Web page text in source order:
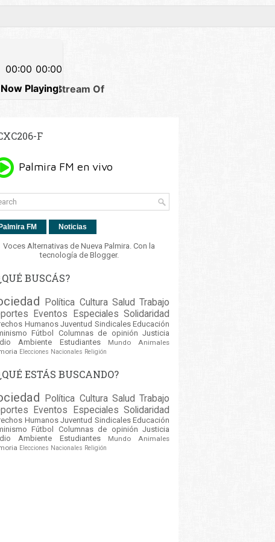
F
Palmira FM Noticias
Voces Alternativas de Nueva Palmira. Con la
tecnología de Blogger.
BUSCÁS?
Política Cultura Salud Trabajo
Eventos Especiales Solidaridad
Humanos Juventud Sindicales Educación
Fútbol Columnas de opinión Justicia
Ambiente
Estudiantes Mundo
Animales
Elecciones Nacionales Religión
ESTÁS BUSCANDO?
Política Cultura Salud Trabajo
Eventos Especiales Solidaridad
Humanos Juventud Sindicales Educación
Fútbol Columnas de opinión Justicia
Ambiente
Estudiantes Mundo
Animales
Elecciones Nacionales Religión